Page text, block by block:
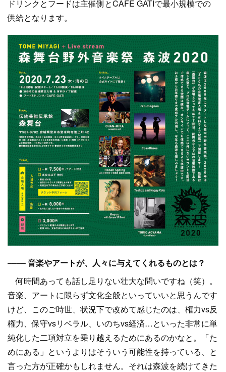
ドリンクとフードは主催側とCAFE GATIで最小規模での
供給となります。
––––音楽やアートが、人々に与えてくれるものとは？
何時間あっても話し足りない壮大な問いですね（笑）。
音楽、アートに限らず文化全般といっていいと思うんです
けど、このご時世、状況下で改めて感じたのは、権力vs反
権力、保守vsリベラル、いのちvs経済…といった非常に単
純化した二項対立を乗り越えるためにあるのかなと。「た
めにある」というよりはそういう可能性を持っている、と
言った方が正確かもしれません。それは森波を続けてきた